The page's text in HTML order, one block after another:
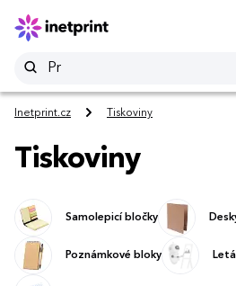
Inetprint.cz Tiskoviny
Tiskoviny
Samolepicí bločky
Poznámkové bloky